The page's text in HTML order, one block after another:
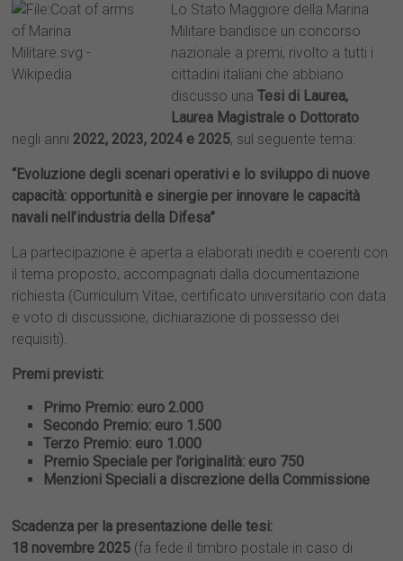
Lo Stato Maggiore della Marina
Militare bandisce un concorso
nazionale a premi, rivolto a tutti i
cittadini italiani che abbiano
discusso unaTesi di Laurea,
Laurea Magistrale o Dottorato
negli anni 2022, 2023, 2024 e 2025, sul seguente tema:
“Evoluzione degli scenari operativi e lo sviluppo di nuove
capacità: opportunità e sinergie per innovare le capacità
navali nell’industria della Difesa”
La partecipazione è aperta a elaborati inediti e coerenti con
il tema proposto, accompagnati dalla documentazione
richiesta (Curriculum Vitae, certificato universitario con data
e voto di discussione, dichiarazione di possesso dei
requisiti).
Premi previsti:
Primo Premio: euro 2.000
Secondo Premio: euro 1.500
Terzo Premio: euro 1.000
Premio Speciale per l’originalità: euro 750
Menzioni Speciali a discrezione della Commissione
Scadenza per la presentazione delle tesi:
18 novembre 2025 (fa fede il timbro postale in caso di